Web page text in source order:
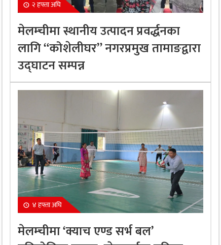
२ हफ्ता अघि
मेलम्चीमा स्थानीय उत्पादन प्रवर्द्धनका
लागि “कोशेलीघर” नगरप्रमुख तामाङद्वारा
उद्घाटन सम्पन्न
४ हफ्ता अघि
मेलम्चीमा ‘क्याच एण्ड सर्भ बल’